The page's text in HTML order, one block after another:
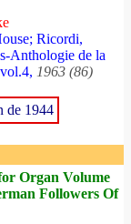
Ricordi,
Anthologie de la
1963 (86)
de 1944
Organ Volume
Followers Of